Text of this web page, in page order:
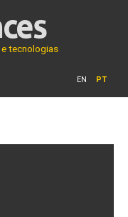
tecnologias
EN PT